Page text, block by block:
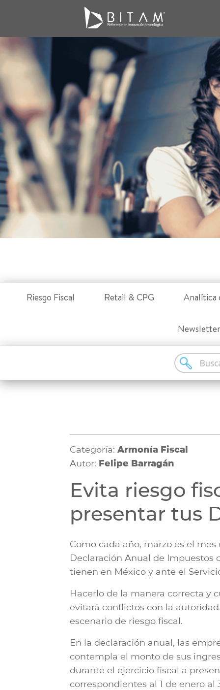
Riesgo Fiscal Retail & CPG Analítica
Newsletter
Categoría: Armonía Fiscal
Autor: Felipe Barragán
Evita riesgo
presentar tus
Como cada año, marzo es el
Declaración Anual de Impuestos
tienen en México y ante el
Hacerlo de la manera correcta y
evitará conflictos con la
escenario de riesgo fiscal.
En la declaración anual, las
contempla el monto de sus
durante el ejercicio fiscal a
correspondientes al 1 de enero al